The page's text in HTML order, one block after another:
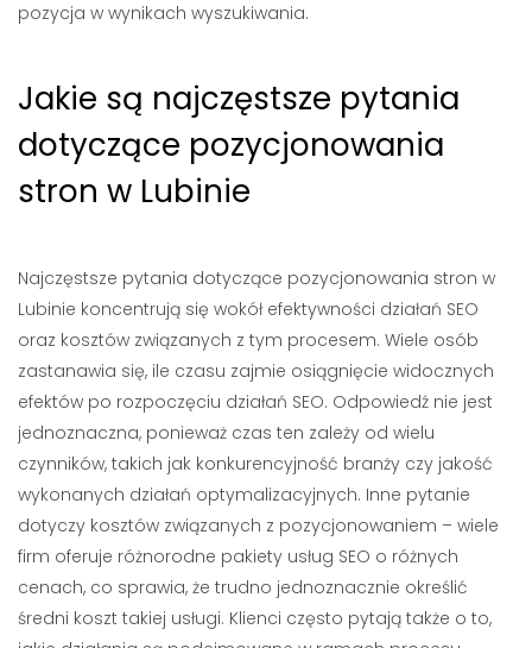
pozycja w wynikach wyszukiwania.
Jakie są najczęstsze pytania
dotyczące pozycjonowania
stron w Lubinie
Najczęstsze pytania dotyczące pozycjonowania stron w
Lubinie koncentrują się wokół efektywności działań SEO
oraz kosztów związanych z tym procesem. Wiele osób
zastanawia się, ile czasu zajmie osiągnięcie widocznych
efektów po rozpoczęciu działań SEO. Odpowiedź nie jest
jednoznaczna, ponieważ czas ten zależy od wielu
czynników, takich jak konkurencyjność branży czy jakość
wykonanych działań optymalizacyjnych. Inne pytanie
dotyczy kosztów związanych z pozycjonowaniem – wiele
firm oferuje różnorodne pakiety usług SEO o różnych
cenach, co sprawia, że trudno jednoznacznie określić
średni koszt takiej usługi. Klienci często pytają także o to,